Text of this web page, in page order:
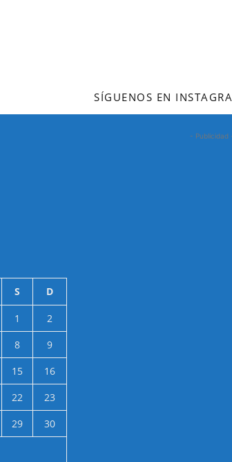
SÍGUENOS EN
- Publicidad
S D
1
2
8
9
15
16
22
23
29
30